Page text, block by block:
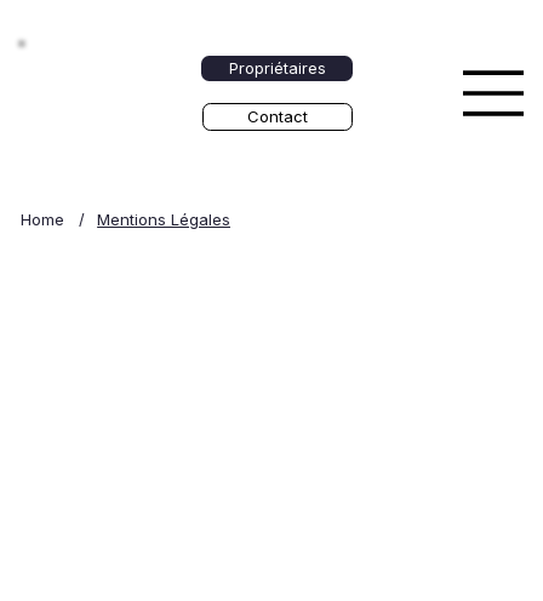
Propriétaires
Contact
Home / Mentions Légales